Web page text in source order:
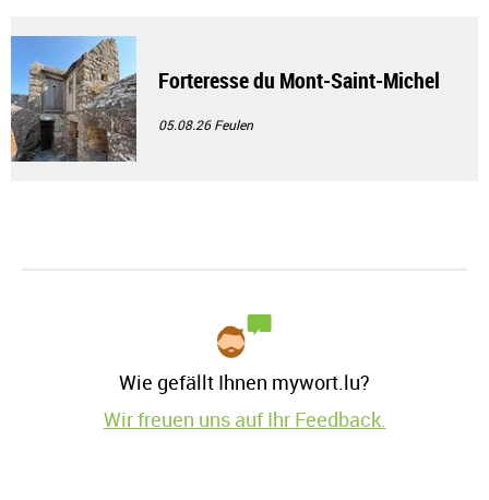
Forteresse du Mont-Saint-Michel
05.08.26Feulen
Wie gefällt Ihnen mywort.lu?
Wir freuen uns auf Ihr Feedback.